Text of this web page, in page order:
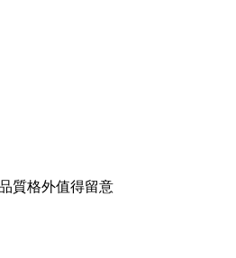
質格外值得留意